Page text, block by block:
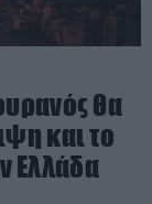
θα
και το
Ελλάδα